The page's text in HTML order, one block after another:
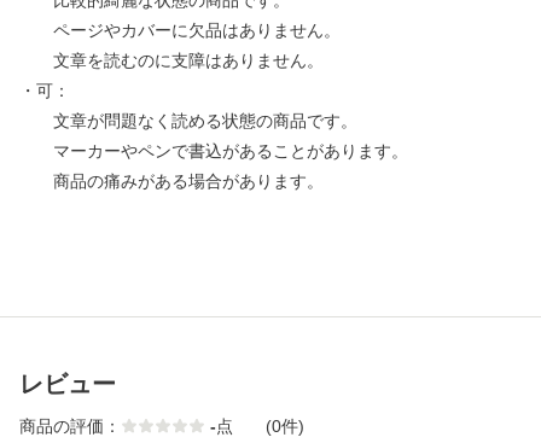
ページやカバーに欠品はありません。
文章を読むのに支障はありません。
・可：
文章が問題なく読める状態の商品です。
マーカーやペンで書込があることがあります。
商品の痛みがある場合があります。
レビュー
商品の評価： -点 (0件)